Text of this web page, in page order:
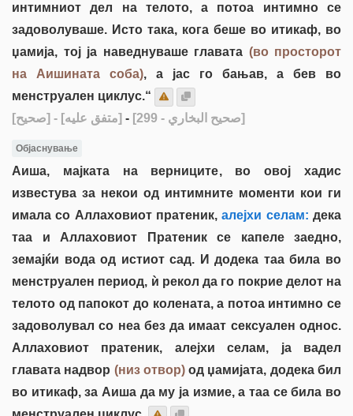
интимниот дел на телото, а потоа интимно се
задоволуваше. Исто така, кога беше во итикаф, во
џамија, тој ја наведнуваше главата (во просторот
на Аишината соба), а јас го бањав, а бев во
менструален циклус.“
[صحيح]
- [متفق عليه] - [صحيح البخاري - 299]
Објаснување
Аиша, мајката на верниците, во овој хадис
известува за некои од интимните моменти кои ги
имала со Аллаховиот пратеник, алејхи селам: дека
таа и Аллаховиот Пратеник се капеле заедно,
земајќи вода од истиот сад. И додека таа била во
менструален период, ѝ рекол да го покрие делот на
телото од папокот до колената, а потоа интимно се
задоволувал со неа без да имаат сексуален однос.
Аллаховиот пратеник, алејхи селам, ја вадел
главата надвор (низ отвор)од џамијата, додека бил
во итикаф, за Аиша да му ја измие, а таа се била во